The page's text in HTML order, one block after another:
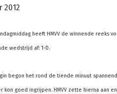
2012
heeft HMVV de winnende reeks
wedstrijd af: 1-0.
begon het rond de tiende minuut
kon goed ingrijpen. HMVV zette hierna aan